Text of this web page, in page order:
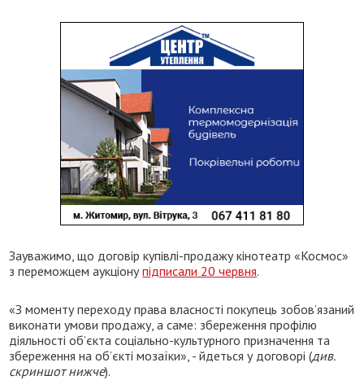
Зауважимо, що договір купівлі-продажу кінотеатр «Космос»
з переможцем аукціонупідписали 20 червня.
«З моменту переходу права власності покупець зобов’язаний
виконати умови продажу, а саме: збереження профілю
діяльності об’єкта соціально-культурного призначення та
збереження на об’єкті мозаїки», - йдеться у договорі (див.
скриншот нижче).